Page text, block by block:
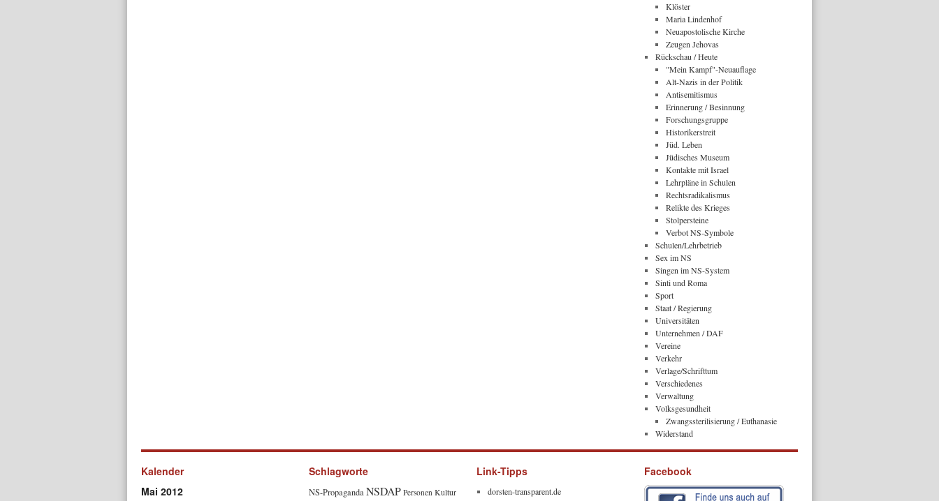
Klöster
Maria Lindenhof
Neuapostolische Kirche
Zeugen Jehovas
Rückschau / Heute
"Mein Kampf"-Neuauflage
Alt-Nazis in der Politik
Antisemitismus
Erinnerung / Besinnung
Forschungsgruppe
Historikerstreit
Jüd. Leben
Jüdisches Museum
Kontakte mit Israel
Lehrpläne in Schulen
Rechtsradikalismus
Relikte des Krieges
Stolpersteine
Verbot NS-Symbole
Schulen/Lehrbetrieb
Sex im NS
Singen im NS-System
Sinti und Roma
Sport
Staat / Regierung
Universitäten
Unternehmen / DAF
Vereine
Verkehr
Verlage/Schrifttum
Verschiedenes
Verwaltung
Volksgesundheit
Zwangssterilisierung / Euthanasie
Widerstand
Kalender
Mai 2012
Schlagworte
NS-Propaganda NSDAP Personen Kultur
Link-Tipps
dorsten-transparent.de
Facebook